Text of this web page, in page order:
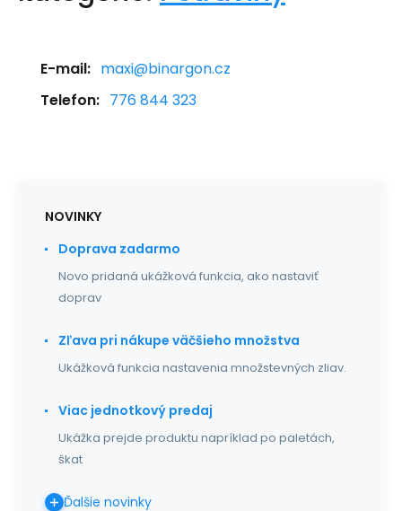
E-mail: maxi@binargon.cz
Telefon: 776 844 323
NOVINKY
Doprava zadarmo
Novo pridaná ukážková funkcia, ako nastaviť
doprav
Zľava pri nákupe väčšieho množstva
Ukážková funkcia nastavenia množstevných zliav.
Viac jednotkový predaj
Ukážka prejde produktu napríklad po paletách,
škat
Ďalšie novinky